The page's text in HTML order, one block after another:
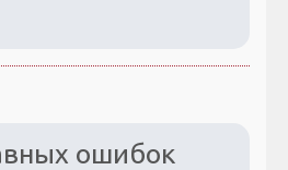
ошибок